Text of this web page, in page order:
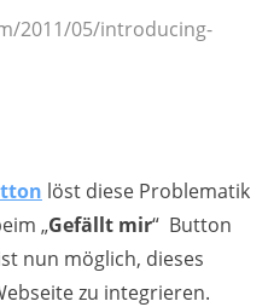
2011/05/introducing-
löst diese Problematik
„Gefällt mir“ Button
nun möglich, dieses
zu integrieren.